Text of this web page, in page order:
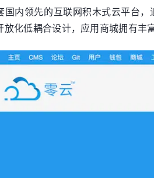
国内领先的互联网积木式云平台
放化低耦合设计，应用商城拥有